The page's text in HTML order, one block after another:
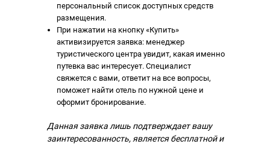
персональный список доступных средств
размещения.
При нажатии на кнопку «Купить»
активизируется заявка: менеджер
туристического центра увидит, какая именно
путевка вас интересует. Специалист
свяжется с вами, ответит на все вопросы,
поможет найти отель по нужной цене и
оформит бронирование.
Данная заявка лишь подтверждает вашу
заинтересованность, является бесплатной и